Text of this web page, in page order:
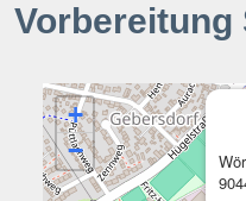
Vorbereitung
+
−